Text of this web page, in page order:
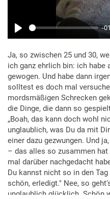
Ja, so zwischen 25 und 30,
ich ganz ehrlich bin: ich habe
gewogen. Und habe dann
solltest es doch mal
mordsmäßigen Schrecken
die Dinge, die dann so
„Boah, das kann doch wohl
unglaublich, was Du da mit
einer dazu gezwungen. Und
– das alles so zusammen
mal darüber nachgedacht
Du kannst nicht so in den
schön, erledigt." Nee, so
unglaublich glücklich. Schön